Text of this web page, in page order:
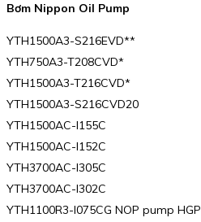
Bơm Nippon Oil Pump
YTH1500A3-S216EVD**
YTH750A3-T208CVD*
YTH1500A3-T216CVD*
YTH1500A3-S216CVD20
YTH1500AC-I155C
YTH1500AC-I152C
YTH3700AC-I305C
YTH3700AC-I302C
YTH1100R3-I075CG NOP pump HGP